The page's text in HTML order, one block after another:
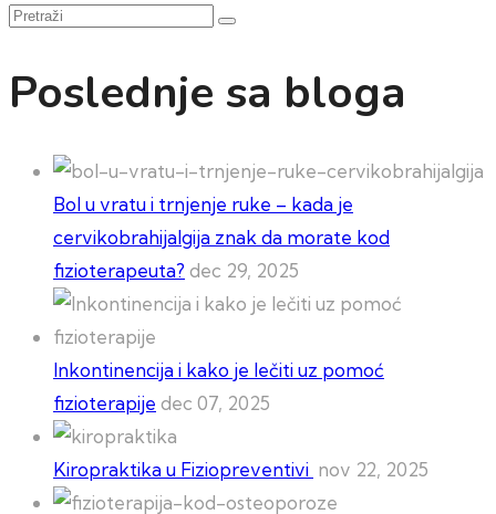
Pretraži
Poslednje sa bloga
Bol u vratu i trnjenje ruke – kada je
cervikobrahijalgija znak da morate kod
fizioterapeuta? dec 29, 2025
Inkontinencija i kako je lečiti uz pomoć
fizioterapije dec 07, 2025
Kiropraktika u Fiziopreventivi nov 22, 2025